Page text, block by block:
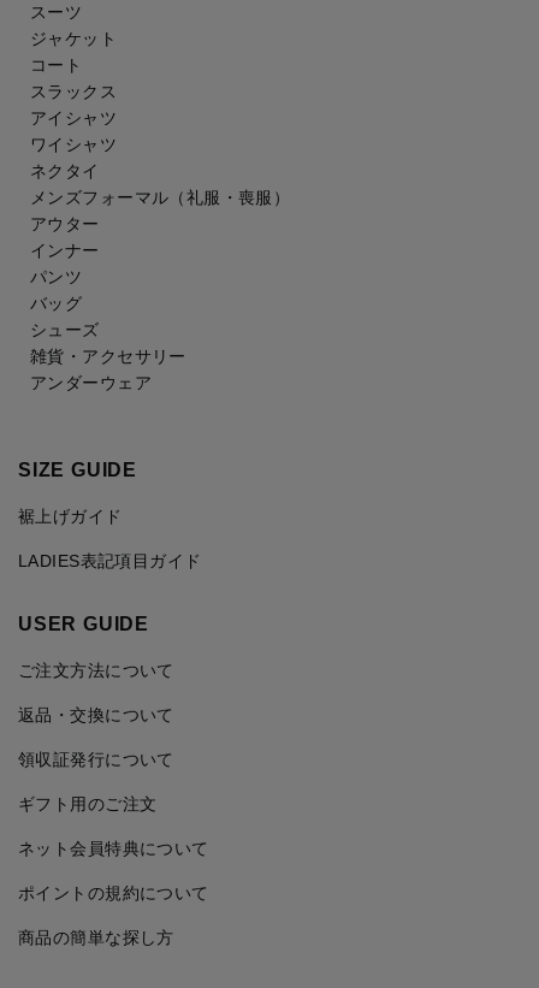
スーツ
ジャケット
コート
スラックス
アイシャツ
ワイシャツ
ネクタイ
メンズフォーマル （礼服・喪服）
アウター
インナー
パンツ
バッグ
シューズ
雑貨・アクセサリー
アンダーウェア
SIZE GUIDE
裾上げガイド
LADIES表記項目ガイド
USER GUIDE
ご注文方法について
返品・交換について
領収証発行について
ギフト用のご注文
ネット会員特典について
ポイントの規約について
商品の簡単な探し方